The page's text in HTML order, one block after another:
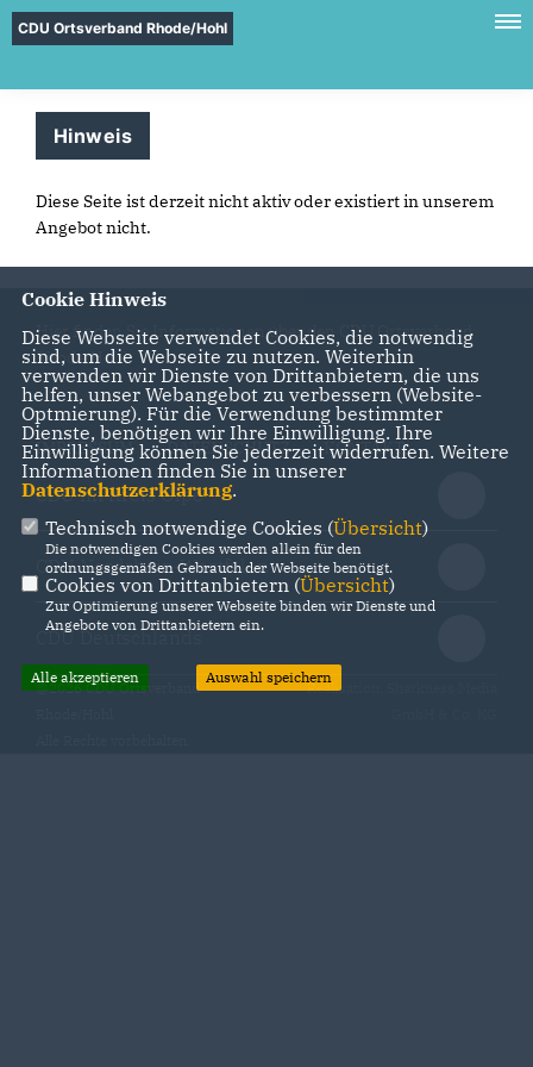
CDU Ortsverband Rhode/Hohl
Hinweis
Diese Seite ist derzeit nicht aktiv oder existiert in unserem
Angebot nicht.
Hier finden Sie Informationen über den CDU Ortsverband
Rhode/Hohl
IMPRESSUM DATENSCHUTZ KONTAKT
CDU im Kreis Olpe
CDU Nordrhein-Westfalen
CDU Deutschlands
@2026 CDU Ortsverband
Realisation: Sharkness Media
Cookie Hinweis
Diese Webseite verwendet Cookies, die notwendig
sind, um die Webseite zu nutzen. Weiterhin
verwenden wir Dienste von Drittanbietern, die uns
helfen, unser Webangebot zu verbessern (Website-
Optmierung). Für die Verwendung bestimmter
Dienste, benötigen wir Ihre Einwilligung. Ihre
Einwilligung können Sie jederzeit widerrufen. Weitere
Informationen finden Sie in unserer
Datenschutzerklärung.
Technisch notwendige Cookies (Übersicht)
Die notwendigen Cookies werden allein für den
ordnungsgemäßen Gebrauch der Webseite benötigt.
Cookies von Drittanbietern (Übersicht)
Zur Optimierung unserer Webseite binden wir Dienste und
Angebote von Drittanbietern ein.
Alle akzeptieren Auswahl speichern